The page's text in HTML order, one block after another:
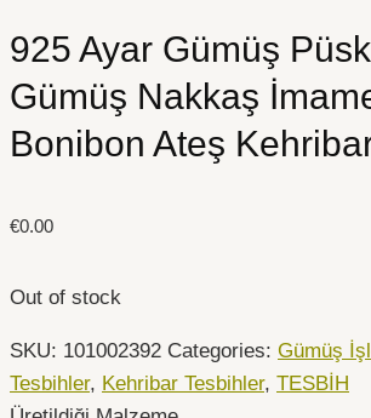
925 Ayar Gümüş
Gümüş Nakkaş
Bonibon Ateş
€0.00
Out of stock
SKU: 101002392 Categories: Gümüş
Tesbihler, Kehribar Tesbihler, TESBİH